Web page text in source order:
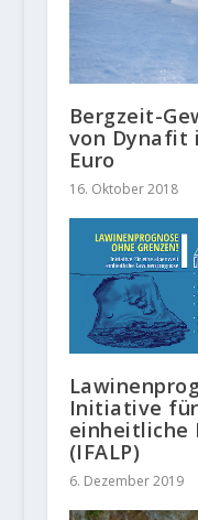
Bergzeit-
von Dynafit
Euro
16. Oktober 2018
Initiative
einheitliche
(IFALP)
6. Dezember 2019